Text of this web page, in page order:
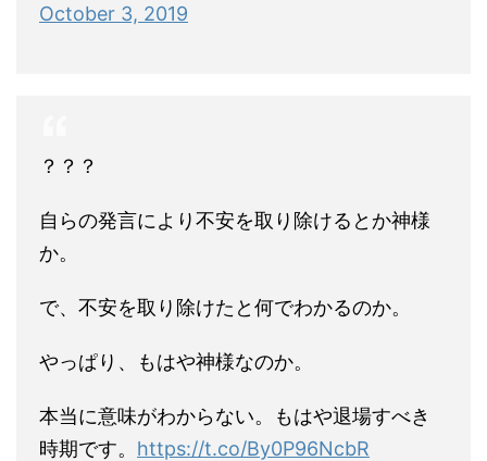
October 3, 2019
？？？
自らの発言により不安を取り除けるとか神様
か。
で、不安を取り除けたと何でわかるのか。
やっぱり、もはや神様なのか。
本当に意味がわからない。もはや退場すべき
時期です。 https://t.co/By0P96NcbR